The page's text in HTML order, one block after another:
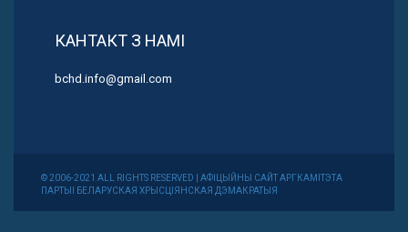
КАНТАКТ З НАМІ
bchd.info@gmail.com
© 2006-2021 ALL RIGHTS RESERVED | АФІЦЫЙНЫ САЙТ АРГКАМІТЭТА
ПАРТЫІ БЕЛАРУСКАЯ ХРЫСЦІЯНСКАЯ ДЭМАКРАТЫЯ